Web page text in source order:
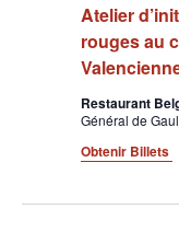
Atelier
rouges au
Restaurant
Général de
Obtenir Billets